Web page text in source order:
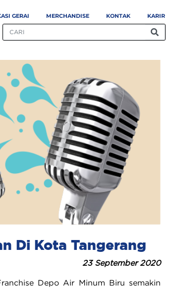
GERAI MERCHANDISE KONTAK KARIR
Di Kota Tangerang
23 September 2020
Depo Air Minum Biru semakin